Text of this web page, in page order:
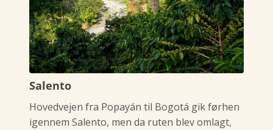
Salento
Hovedvejen fra Popayán til Bogotá gik førhen
igennem Salento, men da ruten blev omlagt,